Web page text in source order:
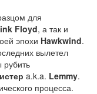
для
Floyd, а так и
эпохи Hawkwind.
вылетел
рубить
a.k.a. Lemmy.
процесса.